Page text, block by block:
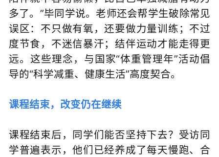
多了。”毕同学说。老师还会帮学生破除常见
误区：不只做有氧，还要做力量训练；不过
度节食，不迷信暴汗；结伴运动才能走得更
远。这些理念，与国家“体重管理年”活动倡
导的“科学减重、健康生活”高度契合。
课程结束，改变仍在继续
课程结束后，同学们能否坚持下去？受访同
学普遍表示，他们已经养成了每天慢跑、合